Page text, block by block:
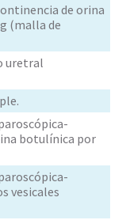
de orina
(malla de
uretral
botulínica por
vesicales